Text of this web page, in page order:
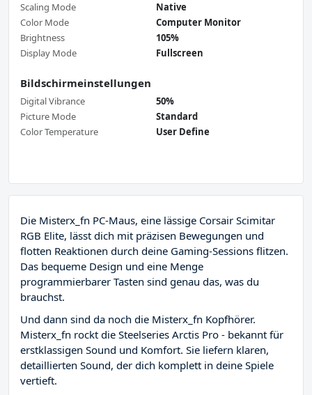
Scaling Mode
Native
Color Mode
Computer Monitor
Brightness
105%
Display Mode
Fullscreen
Bildschirmeinstellungen
Digital Vibrance
50%
Picture Mode
Standard
Color Temperature
User Define
Die Misterx_fn PC-Maus, eine lässige Corsair Scimitar
RGB Elite, lässt dich mit präzisen Bewegungen und
flotten Reaktionen durch deine Gaming-Sessions flitzen.
Das bequeme Design und eine Menge
programmierbarer Tasten sind genau das, was du
brauchst.
Und dann sind da noch die Misterx_fn Kopfhörer.
Misterx_fn rockt die Steelseries Arctis Pro - bekannt für
erstklassigen Sound und Komfort. Sie liefern klaren,
detaillierten Sound, der dich komplett in deine Spiele
vertieft.